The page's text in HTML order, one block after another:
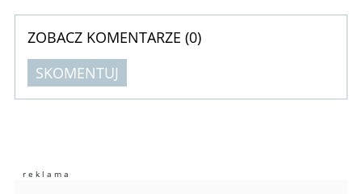
ZOBACZ KOMENTARZE (0)
SKOMENTUJ
Imię (Wymagane)